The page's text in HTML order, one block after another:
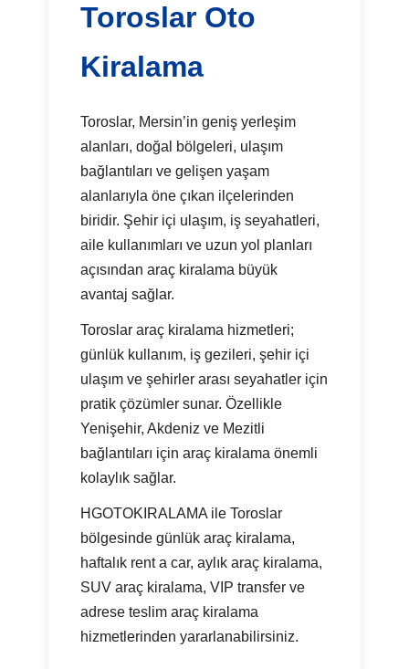
Toroslar Oto
Kiralama
Toroslar, Mersin’in geniş yerleşim
alanları, doğal bölgeleri, ulaşım
bağlantıları ve gelişen yaşam
alanlarıyla öne çıkan ilçelerinden
biridir. Şehir içi ulaşım, iş seyahatleri,
aile kullanımları ve uzun yol planları
açısından araç kiralama büyük
avantaj sağlar.
Toroslar araç kiralama hizmetleri;
günlük kullanım, iş gezileri, şehir içi
ulaşım ve şehirler arası seyahatler için
pratik çözümler sunar. Özellikle
Yenişehir, Akdeniz ve Mezitli
bağlantıları için araç kiralama önemli
kolaylık sağlar.
HGOTOKIRALAMA ile Toroslar
bölgesinde günlük araç kiralama,
haftalık rent a car, aylık araç kiralama,
SUV araç kiralama, VIP transfer ve
adrese teslim araç kiralama
hizmetlerinden yararlanabilirsiniz.